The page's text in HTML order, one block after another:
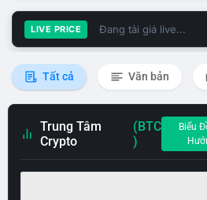
LIVE PRICE Đang tải giá live...
Tất cả Văn bản
Trung Tâm
Crypto
(BTC
)
Biểu